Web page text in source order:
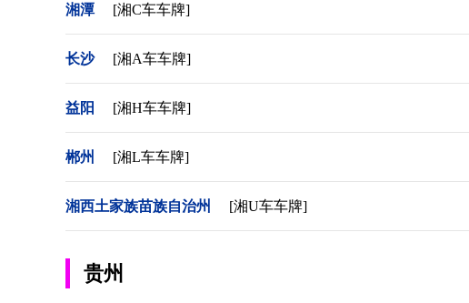
湘潭 [湘C车车牌]
长沙 [湘A车车牌]
益阳 [湘H车车牌]
郴州 [湘L车车牌]
湘西土家族苗族自治州 [湘U车车牌]
贵州